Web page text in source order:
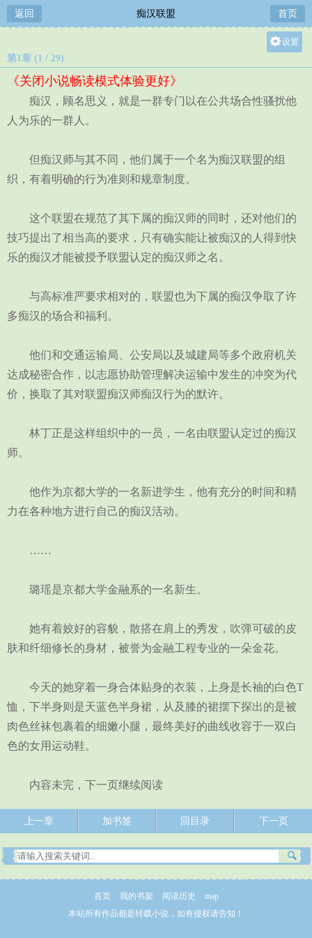
返回 痴汉联盟 首页
设置
中
第1章 (1 / 29)
《关闭小说畅读模式体验更好》
痴汉，顾名思义，就是一群专门以在公共场合性骚扰他
人为乐的一群人。
但痴汉师与其不同，他们属于一个名为痴汉联盟的组
织，有着明确的行为准则和规章制度。
这个联盟在规范了其下属的痴汉师的同时，还对他们的
技巧提出了相当高的要求，只有确实能让被痴汉的人得到快
乐的痴汉才能被授予联盟认定的痴汉师之名。
与高标准严要求相对的，联盟也为下属的痴汉争取了许
多痴汉的场合和福利。
他们和交通运输局、公安局以及城建局等多个政府机关
达成秘密合作，以志愿协助管理解决运输中发生的冲突为代
价，换取了其对联盟痴汉师痴汉行为的默许。
林丁正是这样组织中的一员，一名由联盟认定过的痴汉
师。
他作为京都大学的一名新进学生，他有充分的时间和精
力在各种地方进行自己的痴汉活动。
……
璐瑶是京都大学金融系的一名新生。
她有着姣好的容貌，散搭在肩上的秀发，吹弹可破的皮
肤和纤细修长的身材，被誉为金融工程专业的一朵金花。
今天的她穿着一身合体贴身的衣装，上身是长袖的白色T
恤，下半身则是天蓝色半身裙，从及膝的裙摆下探出的是被
肉色丝袜包裹着的细嫩小腿，最终美好的曲线收容于一双白
色的女用运动鞋。
内容未完，下一页继续阅读
上一章 加书签 回目录 下一页
首页 我的书架 阅读历史
map
本站所有作品都是转载小说，如有侵权请告知！